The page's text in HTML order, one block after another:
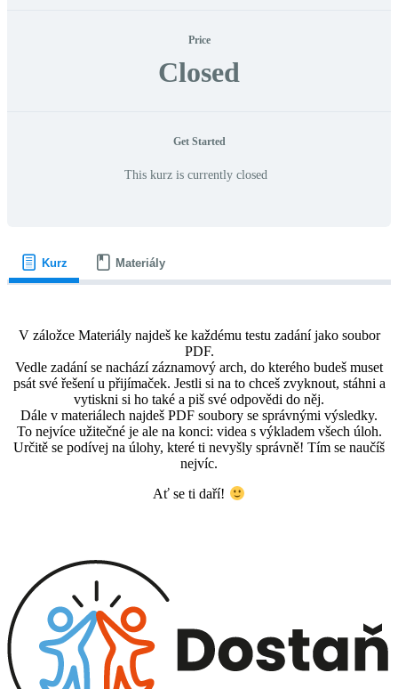
Price
Closed
Get Started
This kurz is currently closed
Kurz Materiály
V záložce Materiály najdeš ke každému testu zadání jako soubor
PDF.
Vedle zadání se nachází záznamový arch, do kterého budeš muset
psát své řešení u přijímaček. Jestli si na to chceš zvyknout, stáhni a
vytiskni si ho také a piš své odpovědi do něj.
Dále v materiálech najdeš PDF soubory se správnými výsledky.
To nejvíce užitečné je ale na konci: videa s výkladem všech úloh.
Určitě se podívej na úlohy, které ti nevyšly správně! Tím se naučíš
nejvíc.
Ať se ti daří!